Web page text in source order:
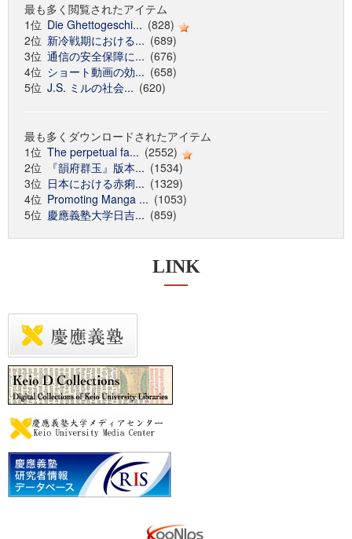
最も多く閲覧されたアイテム
1位 Die Ghettogeschi... (828)
2位 新冷戦期における... (689)
3位 通信の安全保障に... (676)
4位 ショート動画の効... (658)
5位 J.S. ミルの社会... (620)
最も多くダウンロードされたアイテム
1位 The perpetual fa... (2552)
2位
『韻府群玉』版本... (1534)
3位 日本における赤痢... (1329)
4位 Promoting Manga ... (1053)
5位 慶應義塾大学日吉... (859)
LINK